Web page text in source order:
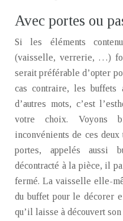
Avec portes ou
Si les éléments
(vaisselle, verrerie, …)
serait préférable d’opter
cas contraire, les buffets
d’autres mots, c’est
votre choix. Voyons
inconvénients de ces
portes, appelés aussi
décontracté à la pièce, il
fermé. La vaisselle elle-
du buffet pour le décorer
qu’il laisse à découvert